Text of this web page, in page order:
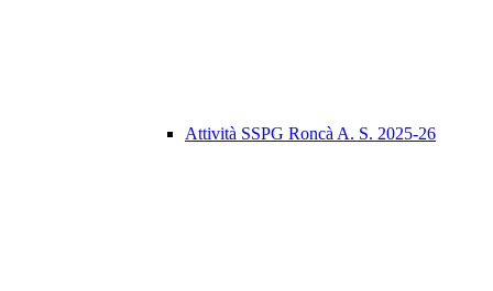
Attività SSPG Roncà A. S. 2025-26